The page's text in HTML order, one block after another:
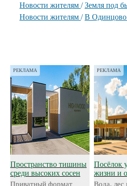
Новости жителям /Земля под
Новости жителям /В Одинцово
РЕКЛАМА
Пространство тишины
среди высоких сосен
Приватный формат
РЕКЛАМА
Посёлок
жизни и
Вода, лес